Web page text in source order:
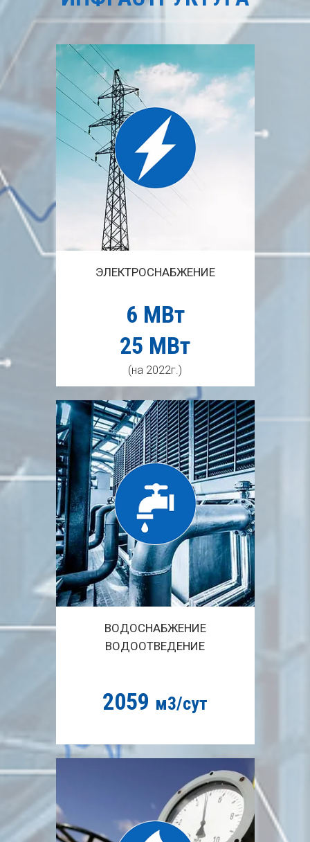
ЭЛЕКТРОСНАБЖЕНИЕ
6 МВт
25 МВт
(на 2022г.)
ВОДОСНАБЖЕНИЕ
ВОДООТВЕДЕНИЕ
2059 м3/сут